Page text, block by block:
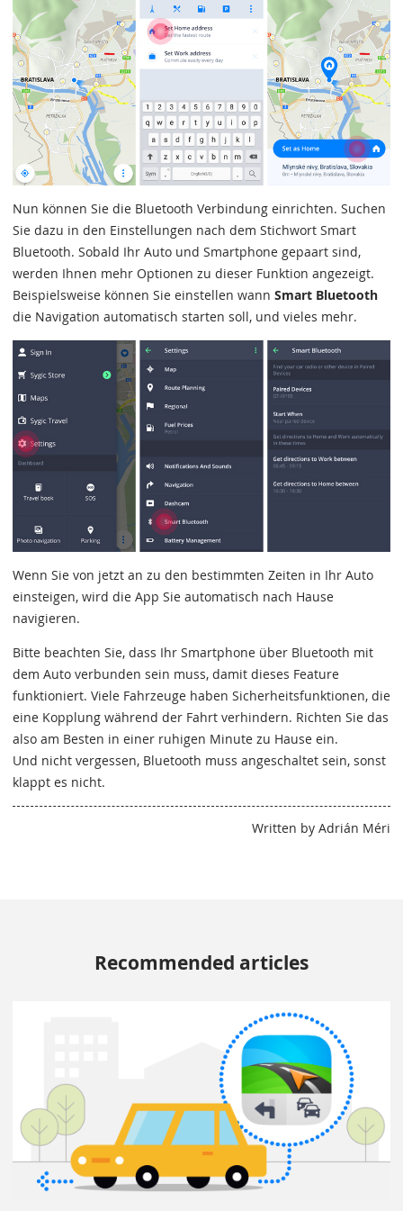
Nun können Sie die Bluetooth Verbindung einrichten. Suchen
Sie dazu in den Einstellungen nach dem Stichwort Smart
Bluetooth. Sobald Ihr Auto und Smartphone gepaart sind,
werden Ihnen mehr Optionen zu dieser Funktion angezeigt.
Beispielsweise können Sie einstellen wann Smart Bluetooth
die Navigation automatisch starten soll, und vieles mehr.
Wenn Sie von jetzt an zu den bestimmten Zeiten in Ihr Auto
einsteigen, wird die App Sie automatisch nach Hause
navigieren.
Bitte beachten Sie, dass Ihr Smartphone über Bluetooth mit
dem Auto verbunden sein muss, damit dieses Feature
funktioniert. Viele Fahrzeuge haben Sicherheitsfunktionen, die
eine Kopplung während der Fahrt verhindern. Richten Sie das
also am Besten in einer ruhigen Minute zu Hause ein.
Und nicht vergessen, Bluetooth muss angeschaltet sein, sonst
klappt es nicht.
Written by Adrián Méri
Recommended articles